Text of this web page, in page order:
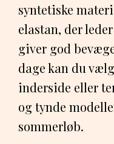
syntetiske
elastan, der
giver god
dage kan du
inderside eller
og tynde
sommerløb.